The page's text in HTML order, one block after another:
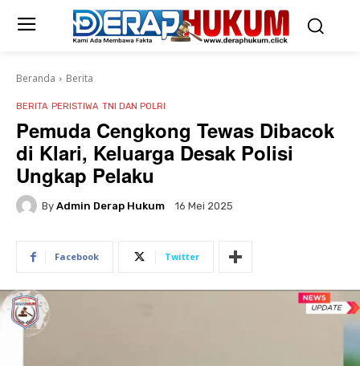
Beranda Berita
BERITA PERISTIWA TNI DAN POLRI
Pemuda Cengkong Tewas Dibacok
di Klari, Keluarga Desak Polisi
Ungkap Pelaku
By Admin Derap Hukum 16 Mei 2025
Facebook Twitter